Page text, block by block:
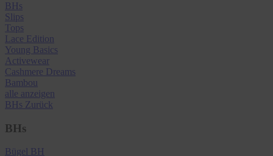
BHs
Slips
Tops
Lace Edition
Young Basics
Activewear
Cashmere Dreams
Bambou
alle anzeigen
BHs Zurück
BHs
Bügel BH